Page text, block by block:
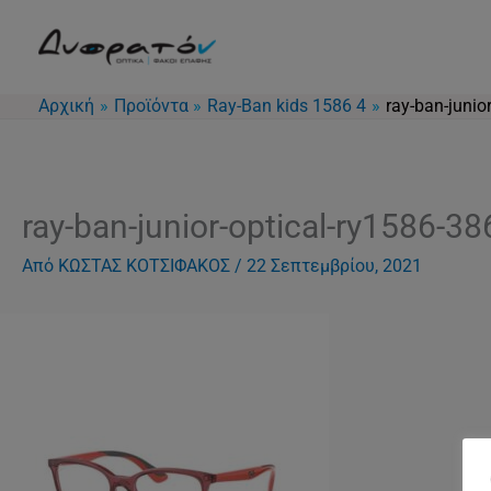
Αρχική
Προϊόντα Ray-Ban kids 1586 4 ray-ban-
ray-ban-junior-optical-ry1586-
Από ΚΩΣΤΑΣ ΚΟΤΣΙΦΑΚΟΣ / 22 Σεπτεμβρίου, 2021